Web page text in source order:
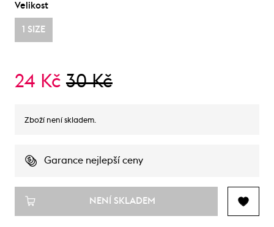
Velikost
1 SIZE
24 Kč 30 Kč
Zboží není skladem.
Garance nejlepší ceny
NENÍ SKLADEM